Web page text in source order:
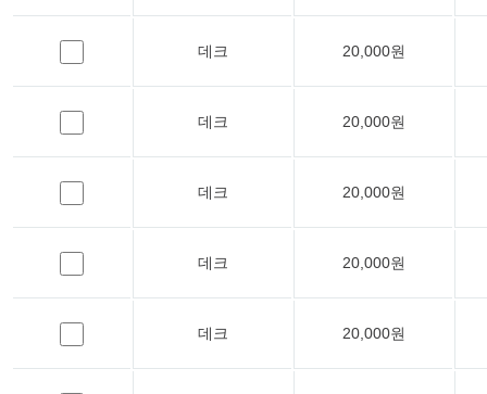
데크 20,000원
데크 20,000원
데크 20,000원
데크 20,000원
데크 20,000원